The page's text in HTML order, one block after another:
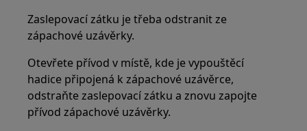
Zaslepovací zátku je třeba odstranit ze
zápachové uzávěrky.
Otevřete přívod v místě, kde je vypouštěcí
hadice připojená k zápachové uzávěrce,
odstraňte zaslepovací zátku a znovu zapojte
přívod zápachové uzávěrky.